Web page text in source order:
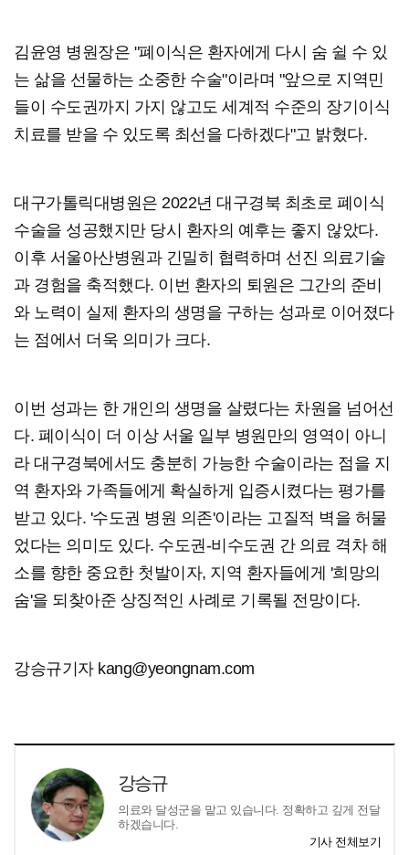
김윤영 병원장은 "폐이식은 환자에게 다시 숨 쉴 수 있
는 삶을 선물하는 소중한 수술"이라며 "앞으로 지역민
들이 수도권까지 가지 않고도 세계적 수준의 장기이식
치료를 받을 수 있도록 최선을 다하겠다"고 밝혔다.
대구가톨릭대병원은 2022년 대구경북 최초로 폐이식
수술을 성공했지만 당시 환자의 예후는 좋지 않았다.
이후 서울아산병원과 긴밀히 협력하며 선진 의료기술
과 경험을 축적했다. 이번 환자의 퇴원은 그간의 준비
와 노력이 실제 환자의 생명을 구하는 성과로 이어졌다
는 점에서 더욱 의미가 크다.
이번 성과는 한 개인의 생명을 살렸다는 차원을 넘어선
다. 폐이식이 더 이상 서울 일부 병원만의 영역이 아니
라 대구경북에서도 충분히 가능한 수술이라는 점을 지
역 환자와 가족들에게 확실하게 입증시켰다는 평가를
받고 있다. '수도권 병원 의존'이라는 고질적 벽을 허물
었다는 의미도 있다. 수도권-비수도권 간 의료 격차 해
소를 향한 중요한 첫발이자, 지역 환자들에게 '희망의
숨'을 되찾아준 상징적인 사례로 기록될 전망이다.
강승규기자 kang@yeongnam.com
강승규
의료와 달성군을 맡고 있습니다. 정확하고 깊게 전달
하겠습니다.
기사 전체보기